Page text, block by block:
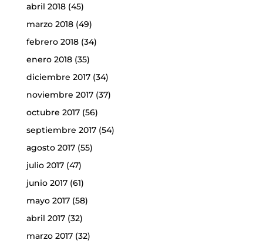
abril 2018(45)
marzo 2018(49)
febrero 2018(34)
enero 2018(35)
diciembre 2017(34)
noviembre 2017(37)
octubre 2017(56)
septiembre 2017(54)
agosto 2017(55)
julio 2017(47)
junio 2017(61)
mayo 2017(58)
abril 2017(32)
marzo 2017(32)